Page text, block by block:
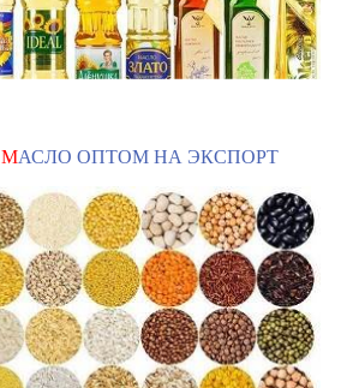
МАСЛО ОПТОМ НА ЭКСПОРТ